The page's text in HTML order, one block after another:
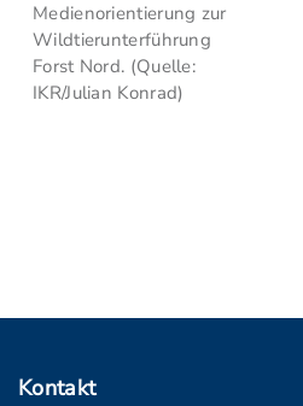
Medienorientierung zur
Wildtierunterführung
Forst Nord. (Quelle:
IKR/Julian Konrad)
Kontakt